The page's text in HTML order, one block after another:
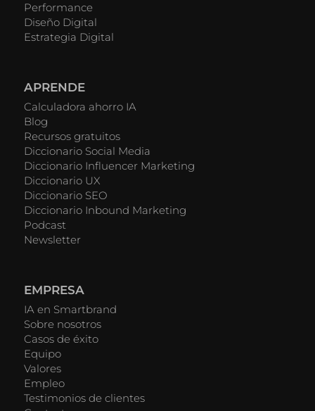
Performance
Diseño Digital
Estrategia Digital
APRENDE
Calculadora ahorro IA
Blog
Recursos gratuitos
Diccionario Social Media
Diccionario Influencer Marketing
Diccionario UX
Diccionario SEO
Diccionario Inbound Marketing
Podcast
Newsletter
EMPRESA
IA en Smartbrand
Sobre nosotros
Casos de éxito
Equipo
Valores
Empleo
Testimonios de clientes